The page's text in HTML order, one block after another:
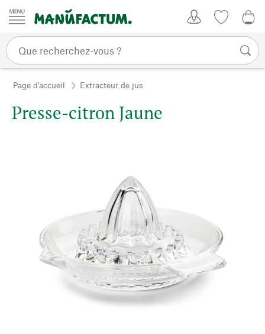
Passer au contenu
Page d'accueil Extracteur de jus
Presse-citron Jaune